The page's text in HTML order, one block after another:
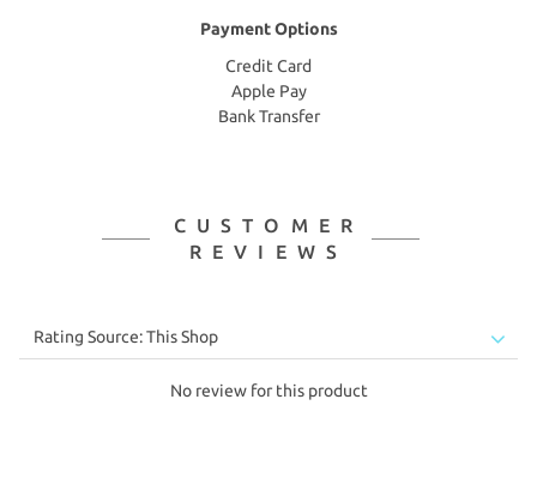
Payment Options
Credit Card
Apple Pay
Bank Transfer
CUSTOMER
REVIEWS
No review for this product